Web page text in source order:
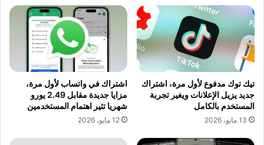
تيك توك مدفوع لأول مرة، اشتراك
جديد يزيل الإعلانات ويغير تجربة
المستخدم بالكامل
13 مايو، 2026
اشتراك في واتساب لأول مرة،
مزايا جديدة مقابل 2.49 يورو
شهريا تثير اهتمام المستخدمين
12 مايو، 2026